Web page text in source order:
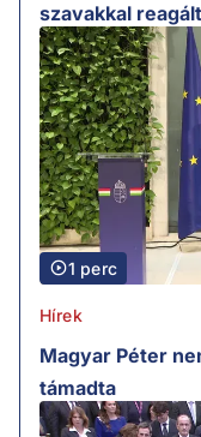
szavakkal
1 perc
Hírek
Magyar Péter
támadta